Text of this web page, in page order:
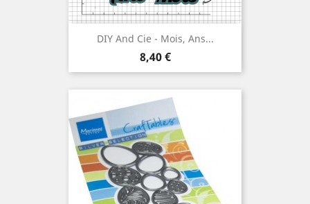
DIY And Cie - Mois, Ans...
Prix
8,40 €